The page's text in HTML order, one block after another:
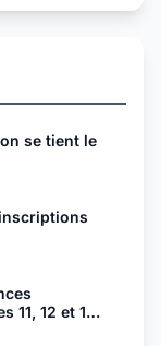
se tient le
11, 12 et 13